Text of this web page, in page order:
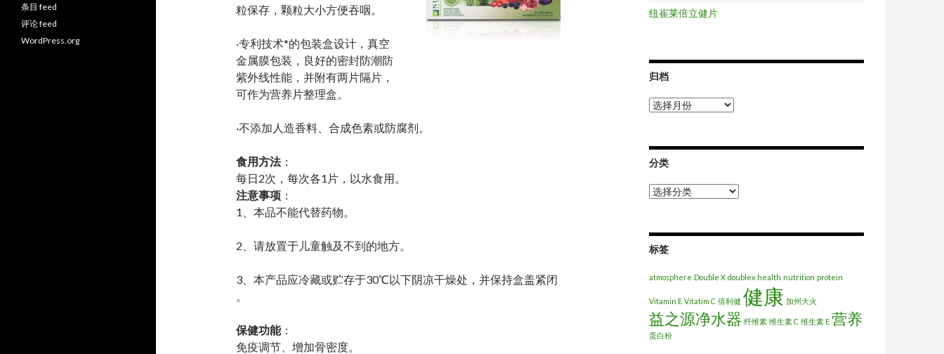
粒保存，颗粒大小方便吞咽。
·专利技术*的包装盒设计，真空
金属膜包装，良好的密封防潮防
紫外线性能，并附有两片隔片，
可作为营养片整理盒。
·不添加人造香料、合成色素或防腐剂。
食用方法：
每日2次，每次各1片，以水食用。
注意事项 ：
1、本品不能代替药物。
2、请放置于儿童触及不到的地方。
3、本产品应冷藏或贮存于30℃以下阴凉干燥处，并保持盒盖紧闭
。
保健功能：
免疫调节、增加骨密度。
纽崔莱倍立健片
归档
归
档
分类
分
类
标签
atmosphere Double X doublex health nutrition protein
Vitamin E Vitatim C 倍利健 健康 加州大火
益之源净水器 纤维素 维生素 C 维生素 E 营养
蛋白粉
条目 feed
评论 feed
WordPress.org